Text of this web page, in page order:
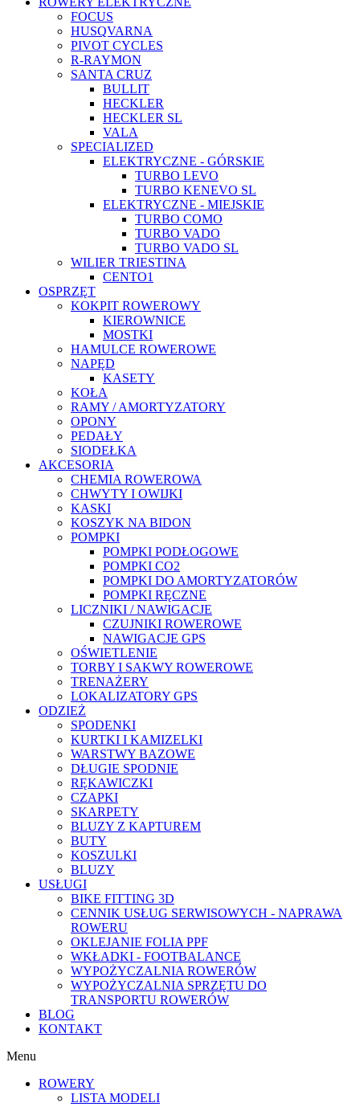
FOCUS
HUSQVARNA
PIVOT CYCLES
R-RAYMON
SANTA CRUZ
BULLIT
HECKLER
HECKLER SL
VALA
SPECIALIZED
ELEKTRYCZNE - GÓRSKIE
TURBO LEVO
TURBO KENEVO SL
ELEKTRYCZNE - MIEJSKIE
TURBO COMO
TURBO VADO
TURBO VADO SL
WILIER TRIESTINA
CENTO1
OSPRZĘT
KOKPIT ROWEROWY
KIEROWNICE
MOSTKI
HAMULCE ROWEROWE
NAPĘD
KASETY
KOŁA
RAMY / AMORTYZATORY
OPONY
PEDAŁY
SIODEŁKA
AKCESORIA
CHEMIA ROWEROWA
CHWYTY I OWIJKI
KASKI
KOSZYK NA BIDON
POMPKI
POMPKI PODŁOGOWE
POMPKI CO2
POMPKI DO AMORTYZATORÓW
POMPKI RĘCZNE
LICZNIKI / NAWIGACJE
CZUJNIKI ROWEROWE
NAWIGACJE GPS
OŚWIETLENIE
TORBY I SAKWY ROWEROWE
TRENAŻERY
LOKALIZATORY GPS
ODZIEŻ
SPODENKI
KURTKI I KAMIZELKI
WARSTWY BAZOWE
DŁUGIE SPODNIE
RĘKAWICZKI
CZAPKI
SKARPETY
BLUZY Z KAPTUREM
BUTY
KOSZULKI
BLUZY
USŁUGI
BIKE FITTING 3D
CENNIK USŁUG SERWISOWYCH - NAPRAWA
ROWERU
OKLEJANIE FOLIA PPF
WKŁADKI - FOOTBALANCE
WYPOŻYCZALNIA ROWERÓW
WYPOŻYCZALNIA SPRZĘTU DO
TRANSPORTU ROWERÓW
BLOG
KONTAKT
Menu
ROWERY
LISTA MODELI